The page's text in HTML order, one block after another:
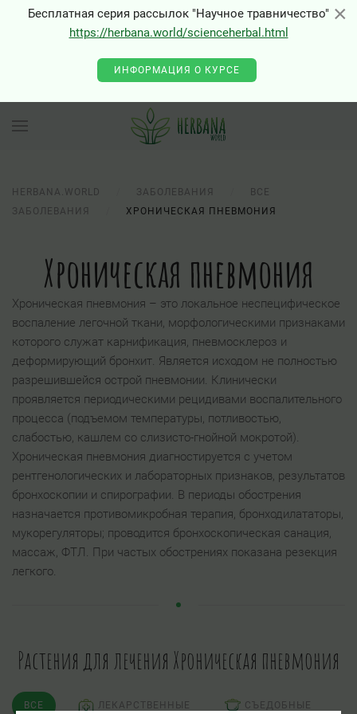
×
Бесплатная серия рассылок "Научное травничество"
https://herbana.world/scienceherbal.html
ИНФОРМАЦИЯ О КУРСЕ
HERBANA.WORLD ЗАБОЛЕВАНИЯ
ВСЕ
ЗАБОЛЕВАНИЯ
ХРОНИЧЕСКАЯ ПНЕВМОНИЯ
Хроническая пневмония
Хроническая пневмония – это локальное неспецифическое
воспаление легочной ткани, морфологическими признаками
которого служат карнификация, пневмосклероз и
деформирующий бронхит. Является исходом не полностью
разрешившейся острой пневмонии. Клинически
проявляется периодическими рецидивами воспалительного
процесса (подъемом температуры, потливостью,
слабостью, кашлем со слизисто-гнойной мокротой).
Хроническая пневмония диагностируется с учетом
рентгенологических и лабораторных признаков, результатов
бронхоскопии и спирографии. В периоды обострения
назначается противомикробная терапия, бронходилататоры,
мукорегуляторы; проводится бронхоскопическая санация,
массаж, ФТЛ. При частых обострениях показана резекция
легкого.
Растения для лечения Хроническая пневмония
ВСЕ ЛЕКАРСТВЕННЫЕ СЪЕДОБНЫЕ
×